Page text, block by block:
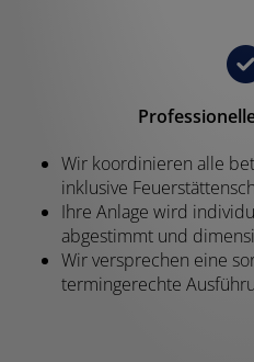
Wir koordinieren alle
inklusive
Ihre Anlage wird
abgestimmt und
Wir versprechen eine
termingerechte